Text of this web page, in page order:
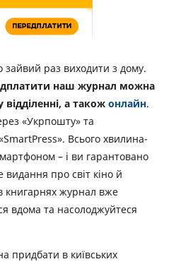
зайвий раз виходити з дому.
наш журнал можна
а також онлайн.
«Укрпошту» та
Всього хвилина-
– і ви гарантовано
видання про світ кіно й
книгарнях журнал вже
вдома та насолоджуйтеся
придбати в київських